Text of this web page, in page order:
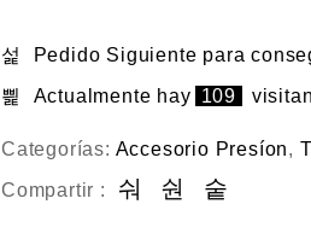
Pedido Siguiente para
Actualmente hay 109
Categorías: Accesorio Presíon,
Compartir :